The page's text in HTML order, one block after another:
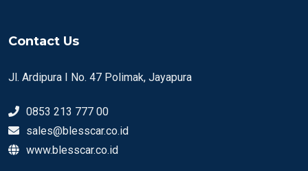
Contact Us
Jl. Ardipura I No. 47 Polimak, Jayapura
0853 213 777 00
sales@blesscar.co.id
www.blesscar.co.id